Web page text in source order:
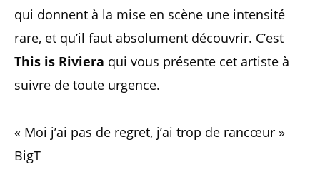
qui donnent à la mise en scène une intensité
rare, et qu’il faut absolument découvrir. C’est
This is Riviera qui vous présente cet artiste à
suivre de toute urgence.
« Moi j’ai pas de regret, j’ai trop de rancœur »
BigT